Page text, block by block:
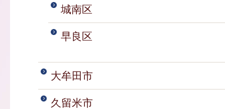
城南区
早良区
大牟田市
久留米市